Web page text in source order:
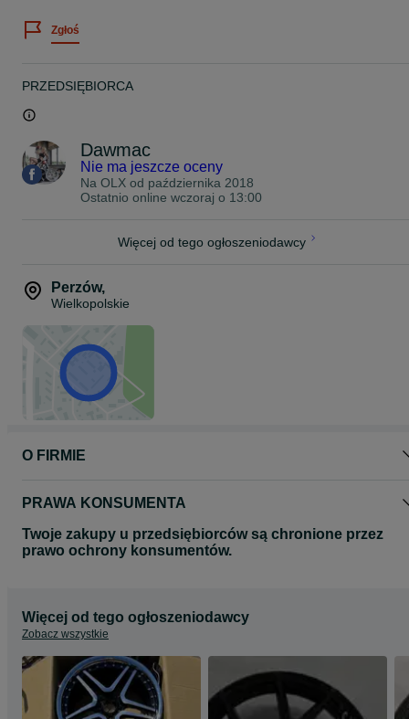
Zawsze staramy się stanąć na wysokości zadania jeśli chodzi o
pomoc w doborze felg do Państwa auta.
Kolor: Dark Grey Matt
*Zdjęcie poglądowe
Felgi w magazynie.
ZAPRASZAMY!
539.K / NH
Cena podana w ogłoszeniu jest ceną brutto z VAT 23% oraz
kompletu czterech felg.
Proszę o kontakt telefoniczny lub za pomocą formularza olx
Zapraszamy do zapoznania się z całą naszą ofertą felg na naszej
Zgłoś
PRZEDSIĘBIORCA
Dawmac
Nie ma jeszcze oceny
Na OLX od października 2018
Ostatnio online wczoraj o 13:00
Więcej od tego ogłoszeniodawcy
Perzów,
Wielkopolskie
O FIRMIE
PRAWA KONSUMENTA
Twoje zakupy u przedsiębiorców są chronione przez
prawo ochrony konsumentów.
Więcej od tego ogłoszeniodawcy
Zobacz wszystkie